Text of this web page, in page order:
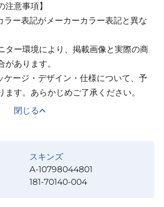
注意事項】
ー表記がメーカーカラー表記と異な
ー環境により、掲載画像と実際の商
あります。
ージ・デザイン・仕様について、予
す。あらかじめご了承ください。
閉じる
スキンズ
A-10798044801
181-70140-004